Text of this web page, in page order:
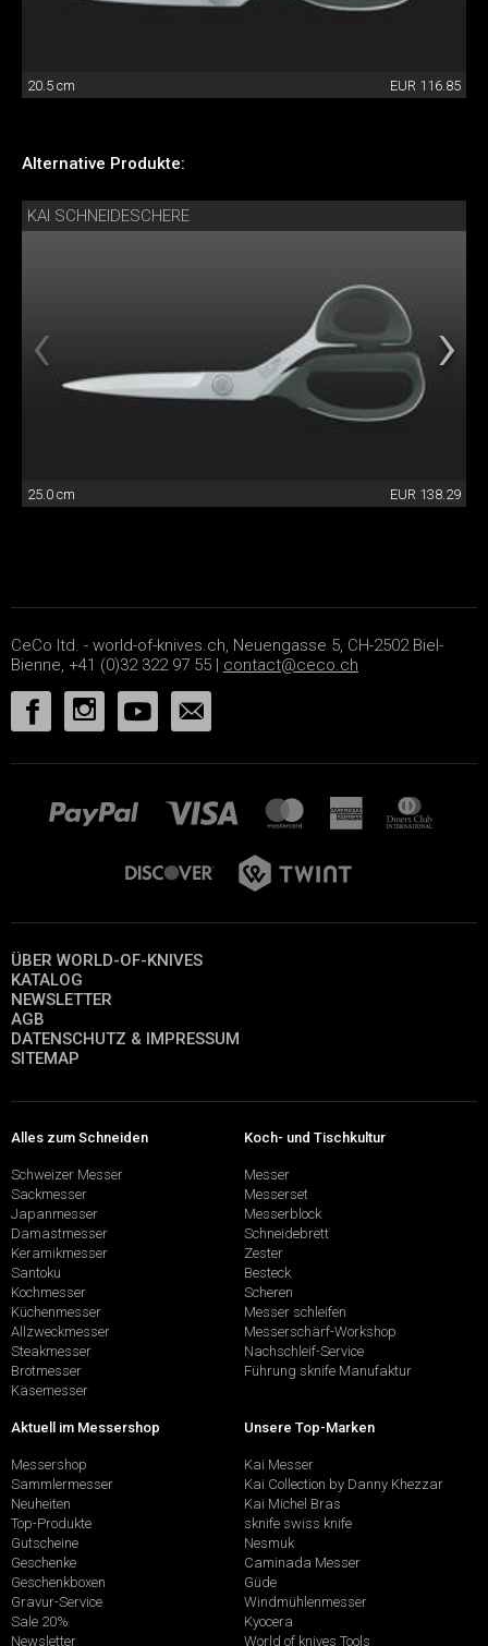
20.5 cm EUR 116.85
Alternative Produkte:
KAI SCHNEIDESCHERE
25.0 cm EUR 138.29
CeCo ltd. - world-of-knives.ch, Neuengasse 5, CH-2502 Biel-
Bienne, +41 (0)32 322 97 55 | contact@ceco.ch
ÜBER WORLD-OF-KNIVES
KATALOG
NEWSLETTER
AGB
DATENSCHUTZ & IMPRESSUM
SITEMAP
Alles zum Schneiden
Schweizer Messer
Sackmesser
Japanmesser
Damastmesser
Keramikmesser
Santoku
Kochmesser
Küchenmesser
Allzweckmesser
Steakmesser
Brotmesser
Käsemesser
Koch- und Tischkultur
Messer
Messerset
Messerblock
Schneidebrett
Zester
Besteck
Scheren
Messer schleifen
Messerschärf-Workshop
Nachschleif-Service
Führung sknife Manufaktur
Aktuell im Messershop
Messershop
Sammlermesser
Neuheiten
Top-Produkte
Gutscheine
Geschenke
Geschenkboxen
Gravur-Service
Sale 20%
Newsletter
Unsere Top-Marken
Kai Messer
Kai Collection by Danny Khezzar
Kai Michel Bras
sknife swiss knife
Nesmuk
Caminada Messer
Güde
Windmühlenmesser
Kyocera
World of knives Tools